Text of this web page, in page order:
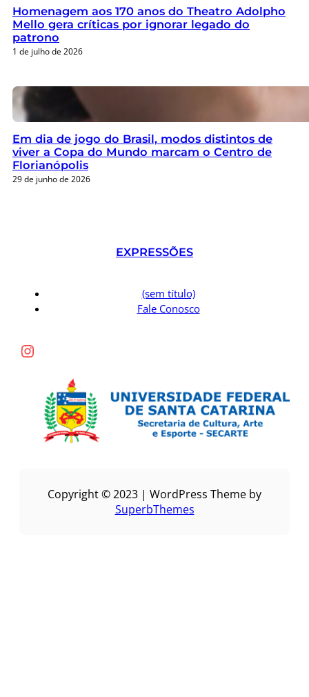
Homenagem aos 170 anos do Theatro Adolpho
Mello gera críticas por ignorar legado do
patrono
1 de julho de 2026
Em dia de jogo do Brasil, modos distintos de
viver a Copa do Mundo marcam o Centro de
Florianópolis
29 de junho de 2026
EXPRESSÕES
(sem título)
Fale Conosco
Instagram
Copyright © 2023 | WordPress Theme by
SuperbThemes